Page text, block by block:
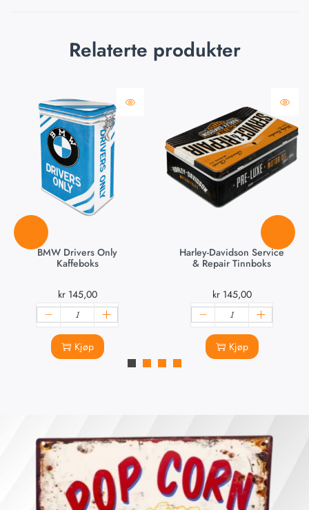
Relaterte produkter
BMW Drivers Only
Kaffeboks
kr145,00
Kjøp
Harley-Davidson Service
& Repair Tinnboks
kr145,00
Kjøp